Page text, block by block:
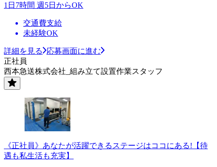
1日7時間 週5日からOK
交通費支給
未経験OK
詳細を見る
応募画面に進む
正社員
西本急送株式会社_組み立て設置作業スタッフ
《正社員》あなたが活躍できるステージはココにある!【待
遇も私生活も充実】